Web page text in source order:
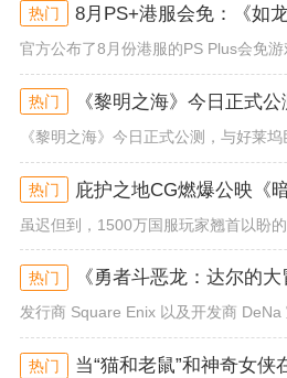
热门
热门 《黎明之海》今日正式公
热门
热门
热门 当“猫和老鼠”和神奇女侠